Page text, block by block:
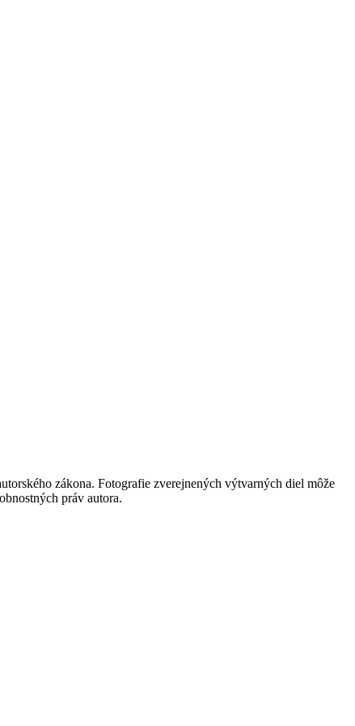
zákona. Fotografie zverejnených výtvarných diel môže
práv autora.